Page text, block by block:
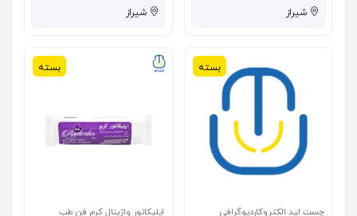
شیراز
شیراز
بسته
چست لید الکتروکاردیوگرافی
بسته
اپلیکاتور واژینال کرم فن طب